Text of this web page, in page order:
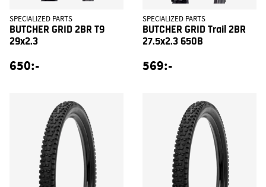
SPECIALIZED PARTS
BUTCHER GRID 2BR T9
29x2.3
650:-
SPECIALIZED PARTS
BUTCHER GRID Trail 2BR
27.5x2.3 650B
569:-